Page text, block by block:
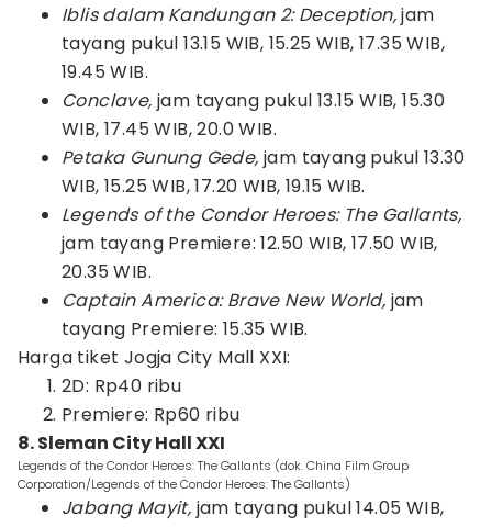
Iblis dalam Kandungan 2: Deception,jam
tayang pukul 13.15 WIB, 15.25 WIB, 17.35 WIB,
19.45 WIB.
Conclave, jam tayang pukul 13.15 WIB, 15.30
WIB, 17.45 WIB, 20.0 WIB.
Petaka Gunung Gede, jam tayang pukul 13.30
WIB, 15.25 WIB, 17.20 WIB, 19.15 WIB.
Legends of the Condor Heroes: The Gallants,
jam tayang Premiere: 12.50 WIB, 17.50 WIB,
20.35 WIB.
Captain America: Brave New World, jam
tayang Premiere: 15.35 WIB.
Harga tiket Jogja City Mall XXI:
2D: Rp40 ribu
Premiere: Rp60 ribu
8. Sleman City Hall XXI
Legends of the Condor Heroes: The Gallants (dok. China Film Group
Corporation/Legends of the Condor Heroes: The Gallants)
Jabang Mayit, jam tayang pukul 14.05 WIB,